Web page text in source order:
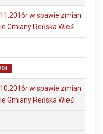
w spawie zmian
Gmiany Reńska Wieś
w spawie zmian
Gmiany Reńska Wieś